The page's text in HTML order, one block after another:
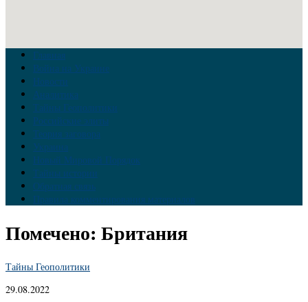
Главная
Война на Украине
Новости
Аналитика
Тайны Геополитики
Российские элиты
Теория заговора
Украина
Новый Мировой Порядок
Тайны истории
Обратная связь
Правила комментирования материалов
Помечено: Британия
Тайны Геополитики
29.08.2022